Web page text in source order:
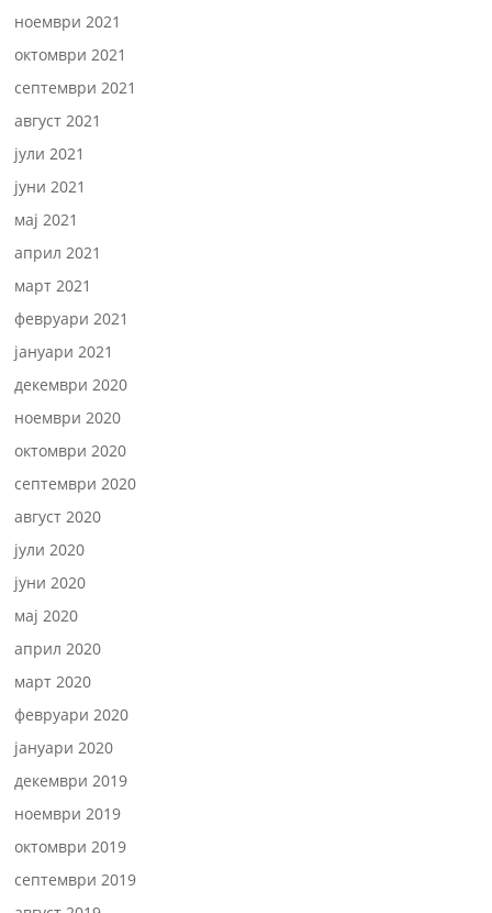
ноември 2021
октомври 2021
септември 2021
август 2021
јули 2021
јуни 2021
мај 2021
април 2021
март 2021
февруари 2021
јануари 2021
декември 2020
ноември 2020
октомври 2020
септември 2020
август 2020
јули 2020
јуни 2020
мај 2020
април 2020
март 2020
февруари 2020
јануари 2020
декември 2019
ноември 2019
октомври 2019
септември 2019